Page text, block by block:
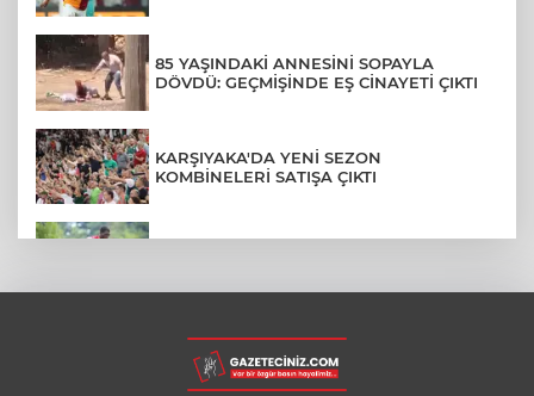
85 YAŞINDAKİ ANNESİNİ SOPAYLA
DÖVDÜ: GEÇMİŞİNDE EŞ CİNAYETİ ÇIKTI
KARŞIYAKA'DA YENİ SEZON
KOMBİNELERİ SATIŞA ÇIKTI
BURSA’DA ALKOLLÜ ŞAHSIN FUTBOLCU
PERFORMANSI KAMERADA